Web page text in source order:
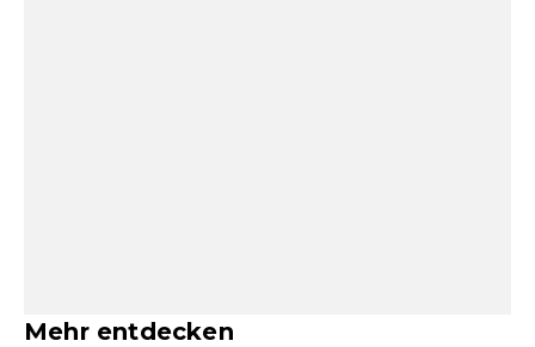
Mehr entdecken